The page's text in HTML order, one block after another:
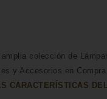
colección de
y Accesorios en
CARACTERÍSTICAS